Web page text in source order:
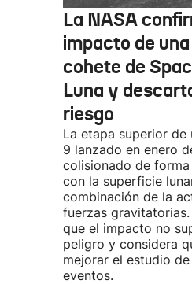
La NASA
impacto de
cohete de
Luna y
riesgo
La etapa superior de
9 lanzado en enero
colisionado de
con la superficie
combinación de la
fuerzas gravitatorias.
que el impacto no
peligro y considera
mejorar el estudio
eventos.